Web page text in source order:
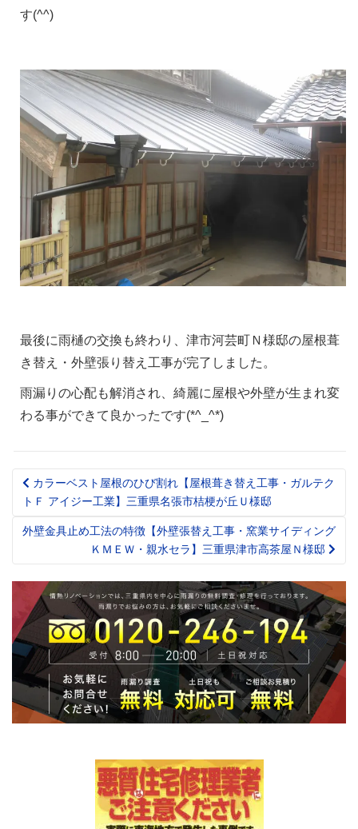
す(^^)
最後に雨樋の交換も終わり、津市河芸町Ｎ様邸の屋根葺
き替え・外壁張り替え工事が完了しました。
雨漏りの心配も解消され、綺麗に屋根や外壁が生まれ変
わる事ができて良かったです(*^_^*)
Post
navigation
カラーベスト屋根のひび割れ【屋根葺き替え工事・ガルテク
トＦ アイジー工業】三重県名張市桔梗が丘Ｕ様邸
外壁金具止め工法の特徴【外壁張替え工事・窯業サイディング
ＫＭＥＷ・親水セラ】三重県津市高茶屋Ｎ様邸